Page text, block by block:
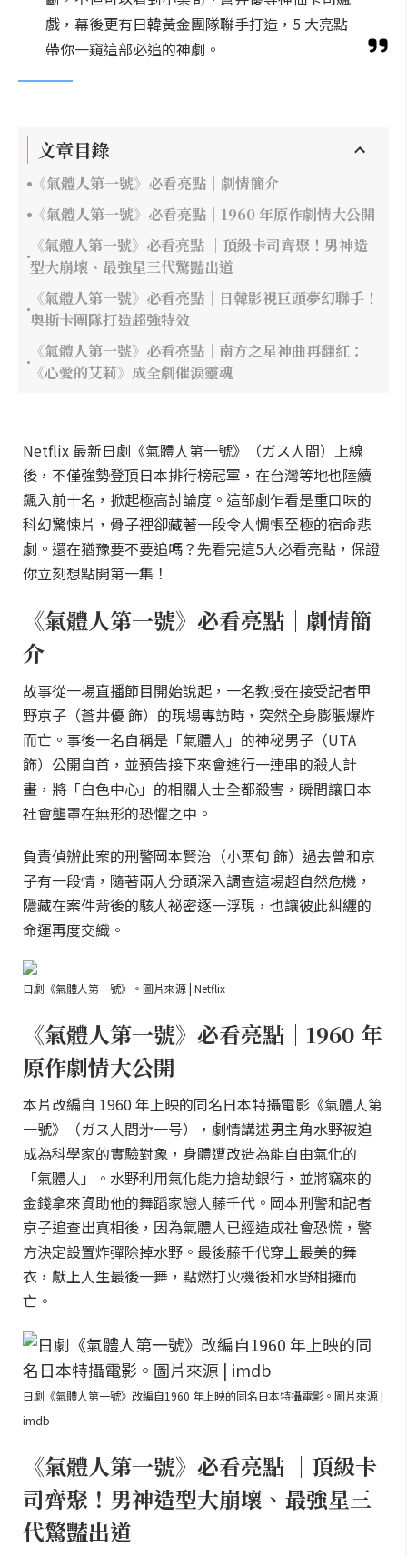
戲，幕後更有日韓黃金團隊聯手打造，5 大亮點
帶你一窺這部必追的神劇。
文章目錄
《氣體人第一號》必看亮點｜劇情簡介
《氣體人第一號》必看亮點｜1960 年原作劇情大公開
《氣體人第一號》必看亮點 ｜頂級卡司齊聚！男神造
型大崩壞、最強星三代驚豔出道
《氣體人第一號》必看亮點｜日韓影視巨頭夢幻聯手！
奧斯卡團隊打造超強特效
《氣體人第一號》必看亮點｜南方之星神曲再翻紅：
《心愛的艾莉》成全劇催淚靈魂
Netflix 最新日劇《氣體人第一號》（ガス人間）上線
後，不僅強勢登頂日本排行榜冠軍，在台灣等地也陸續
飆入前十名，掀起極高討論度。這部劇乍看是重口味的
科幻驚悚片，骨子裡卻藏著一段令人惆悵至極的宿命悲
劇。還在猶豫要不要追嗎？先看完這5大必看亮點，保證
你立刻想點開第一集！
《氣體人第一號》必看亮點｜劇情簡
介
故事從一場直播節目開始說起，一名教授在接受記者甲
野京子（蒼井優 飾）的現場專訪時，突然全身膨脹爆炸
而亡。事後一名自稱是「氣體人」的神秘男子（UTA
飾）公開自首，並預告接下來會進行一連串的殺人計
畫，將「白色中心」的相關人士全都殺害，瞬間讓日本
社會壟罩在無形的恐懼之中。
負責偵辦此案的刑警岡本賢治（小栗旬 飾）過去曾和京
子有一段情，隨著兩人分頭深入調查這場超自然危機，
隱藏在案件背後的駭人祕密逐一浮現，也讓彼此糾纏的
命運再度交織。
日劇《氣體人第一號》。圖片來源 | Netflix
《氣體人第一號》必看亮點｜1960 年
原作劇情大公開
本片改編自 1960 年上映的同名日本特攝電影《氣體人第
一號》（ガス人間㐧一号），劇情講述男主角水野被迫
成為科學家的實驗對象，身體遭改造為能自由氣化的
「氣體人」。水野利用氣化能力搶劫銀行，並將竊來的
金錢拿來資助他的舞蹈家戀人藤千代。岡本刑警和記者
京子追查出真相後，因為氣體人已經造成社會恐慌，警
方決定設置炸彈除掉水野。最後藤千代穿上最美的舞
衣，獻上人生最後一舞，點燃打火機後和水野相擁而
亡。
日劇《氣體人第一號》改編自1960 年上映的同名日本特攝電影。圖片來源 |
imdb
《氣體人第一號》必看亮點 ｜頂級卡
司齊聚！男神造型大崩壞、最強星三
代驚豔出道